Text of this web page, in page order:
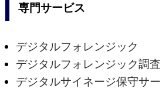
専門サービス
デジタルフォレンジック
デジタルフォレンジック調
デジタルサイネージ保守サ